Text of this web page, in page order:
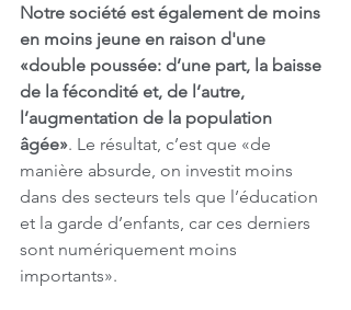
Notre société est également de moins
en moins jeune en raison d'une
«double poussée: d’une part, la baisse
de la fécondité et, de l’autre,
l’augmentation de la population
âgée». Le résultat, c’est que «de
manière absurde, on investit moins
dans des secteurs tels que l’éducation
et la garde d’enfants, car ces derniers
sont numériquement moins
importants».